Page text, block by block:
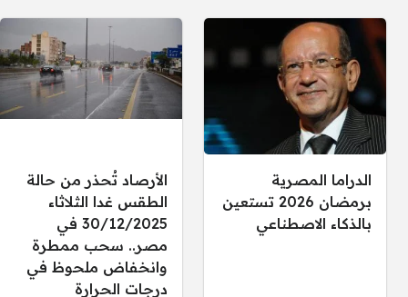
الدراما المصرية
برمضان 2026 تستعين
بالذكاء الاصطناعي
الأرصاد تُحذر من حالة
الطقس غدا الثلاثاء
30/12/2025 في
مصر.. سحب ممطرة
وانخفاض ملحوظ في
درجات الحرارة